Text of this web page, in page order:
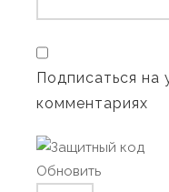
Подписаться на
комментариях
Обновить